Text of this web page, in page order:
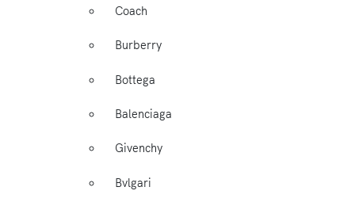
Coach
Burberry
Bottega
Balenciaga
Givenchy
Bvlgari